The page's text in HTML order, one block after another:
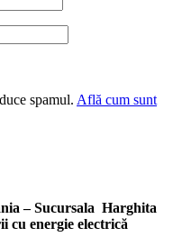
spamul. Află cum sunt
– Sucursala Harghita
cu energie electrică